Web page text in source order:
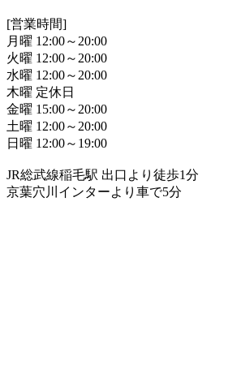
[営業時間]
月曜 12:00～20:00
火曜 12:00～20:00
水曜 12:00～20:00
木曜 定休日
金曜 15:00～20:00
土曜 12:00～20:00
日曜 12:00～19:00
JR総武線稲毛駅 出口より徒歩1分
京葉穴川インターより車で5分